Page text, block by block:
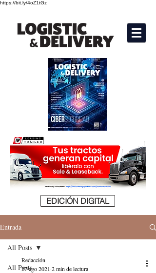
https://bit.ly/4oZ1tGz
EDICIÓN DIGITAL
Entrada
All Posts
All Posts
Redacción
27 ago 2021 2 min de lectura